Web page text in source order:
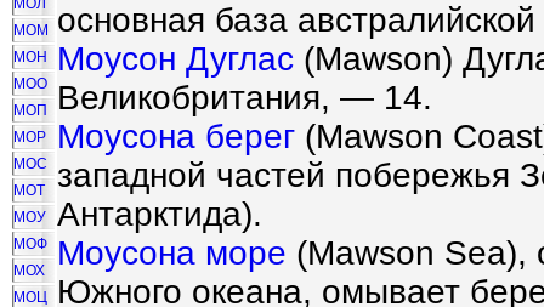
МОЛ
МОМ
МОН
МОО
МОП
МОР
МОС
МОТ
МОУ
МОФ
МОХ
МОЦ
основная база
Моусон Дуглас (Mawson)
Великобритания, — 14.
Моусона берег (Mawson
западной частей побережья
Антарктида).
Моусона море (Mawson Sea),
Южного океана, омывает